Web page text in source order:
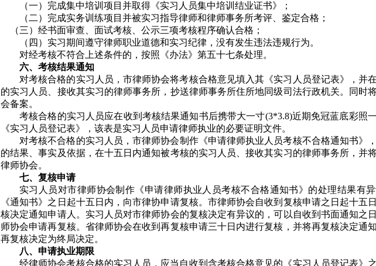
（一）完成集中培训项目并取得《实习人员集中培训结业证书》；
（二）完成实务训练项目并被实习指导律师和律师事务所考评、鉴定合格；
（三）经书面审查、面试考核、公示三项考核程序确认合格；
（四）实习期间遵守律师职业道德和实习纪律，没有发生违法违规行为。
对经考核不符合上述条件的，按照《办法》第五十七条处理。
六、考核结果通知
对考核合格的实习人员，市律师协会将考核合格意见填入其《实习人员登记表》，并
的实习人员、接收其实习的律师事务所，抄送律师事务所住所地同级司法行政机关。同时
会备案。
考核合格的实习人员应在收到考核结果通知书后携带大一寸(3*3.8)近期免冠蓝底彩照
《实习人员登记表》，该表是实习人员申请律师执业的必要证明文件。
对考核不合格的实习人员，市律师协会制作《申请律师执业人员考核不合格通知书》
的结果、事实及依据，在十五日内通知被考核的实习人员、接收其实习的律师事务所，并
律师协会。
七、复核申请
实习人员对市律师协会制作《申请律师执业人员考核不合格通知书》的处理结果有
《通知书》之日起十五日内，向市律协申请复核。市律师协会自收到复核申请之日起十五
核决定通知申请人。实习人员对市律师协会的复核决定有异议的，可以自收到书面通知之
师协会申请再复核。省律师协会在收到再复核申请三十日内进行复核，并将再复核决定通
再复核决定为终局决定。
八、申请执业期限
经律师协会考核合格的实习人员，应当自收到含考核合格意见的《实习人员登记表》